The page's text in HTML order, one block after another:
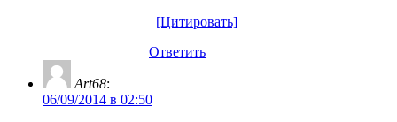
[Цитировать]
Ответить
Art68:
06/09/2014 в 02:50